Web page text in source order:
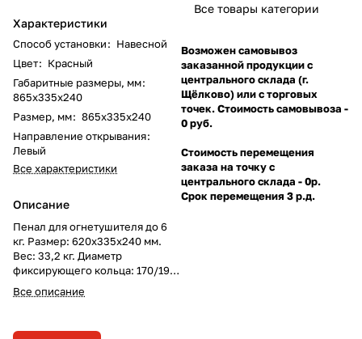
Характеристики
Способ установки: Навесной
Цвет: Красный
Габаритные размеры, мм:
865x335x240
Размер, мм: 865х335х240
Направление открывания:
Левый
Все характеристики
Описание
Пенал для огнетушителя до 6
кг. Размер: 620х335х240 мм.
Вес: 33,2 кг. Диаметр
фиксирующего кольца: 170/190
мм. Изготовлен из
полипропилена.
Все описание
Все товары категории
Возможен самовывоз
заказанной продукции с
центрального склада (г.
Щёлково) или с торговых
точек. Стоимость самовывоза -
0 руб.
Стоимость перемещения
заказа на точку с
центрального склада - 0р.
Срок перемещения 3 р.д.